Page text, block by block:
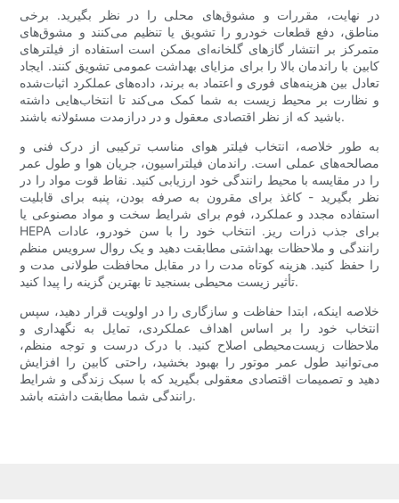
در نهایت، مقررات و مشوق‌های محلی را در نظر بگیرید. برخی
مناطق، دفع قطعات خودرو را تشویق یا تنظیم می‌کنند و مشوق‌های
متمرکز بر انتشار گازهای گلخانه‌ای ممکن است استفاده از فیلترهای
کابین با راندمان بالا را برای مزایای بهداشت عمومی تشویق کنند. ایجاد
تعادل بین هزینه‌های فوری و اعتماد به برند، داده‌های عملکرد اثبات‌شده
و نظارت بر محیط زیست به شما کمک می‌کند تا انتخاب‌هایی داشته
باشید که از نظر اقتصادی معقول و در درازمدت مسئولانه باشند.
به طور خلاصه، انتخاب فیلتر هوای مناسب ترکیبی از درک فنی و
مصالحه‌های عملی است. راندمان فیلتراسیون، جریان هوا و طول عمر
را در مقایسه با محیط رانندگی خود ارزیابی کنید. نقاط قوت مواد را در
نظر بگیرید - کاغذ برای مقرون به صرفه بودن، پنبه برای قابلیت
استفاده مجدد و عملکرد، فوم برای شرایط سخت و مواد مصنوعی یا
HEPA برای جذب ذرات ریز. انتخاب خود را با سن خودرو، عادات
رانندگی و ملاحظات بهداشتی مطابقت دهید و یک روال سرویس منظم
را حفظ کنید. هزینه کوتاه مدت را در مقابل محافظت طولانی مدت و
تأثیر زیست محیطی بسنجید تا بهترین گزینه را پیدا کنید.
خلاصه اینکه، ابتدا حفاظت و سازگاری را در اولویت قرار دهید، سپس
انتخاب خود را بر اساس اهداف عملکردی، تمایل به نگهداری و
ملاحظات زیست‌محیطی اصلاح کنید. با درک درست و توجه منظم،
می‌توانید طول عمر موتور را بهبود بخشید، راحتی کابین را افزایش
دهید و تصمیمات اقتصادی معقولی بگیرید که با سبک زندگی و شرایط
رانندگی شما مطابقت داشته باشد.